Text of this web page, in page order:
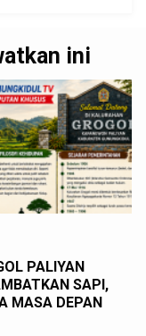
ini
PALIYAN
SAPI,
MASA DEPAN